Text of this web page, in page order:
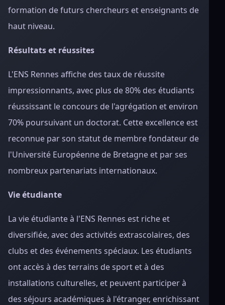
formation de futurs chercheurs et enseignants de
haut niveau.
Résultats et réussites
L'ENS Rennes affiche des taux de réussite
impressionnants, avec plus de 80% des étudiants
réussissant le concours de l'agrégation et environ
70% poursuivant un doctorat. Cette excellence est
reconnue par son statut de membre fondateur de
l'Université Européenne de Bretagne et par ses
nombreux partenariats internationaux.
Vie étudiante
La vie étudiante à l'ENS Rennes est riche et
diversifiée, avec des activités extrascolaires, des
clubs et des événements spéciaux. Les étudiants
ont accès à des terrains de sport et à des
installations culturelles, et peuvent participer à
des séjours académiques à l'étranger, enrichissant